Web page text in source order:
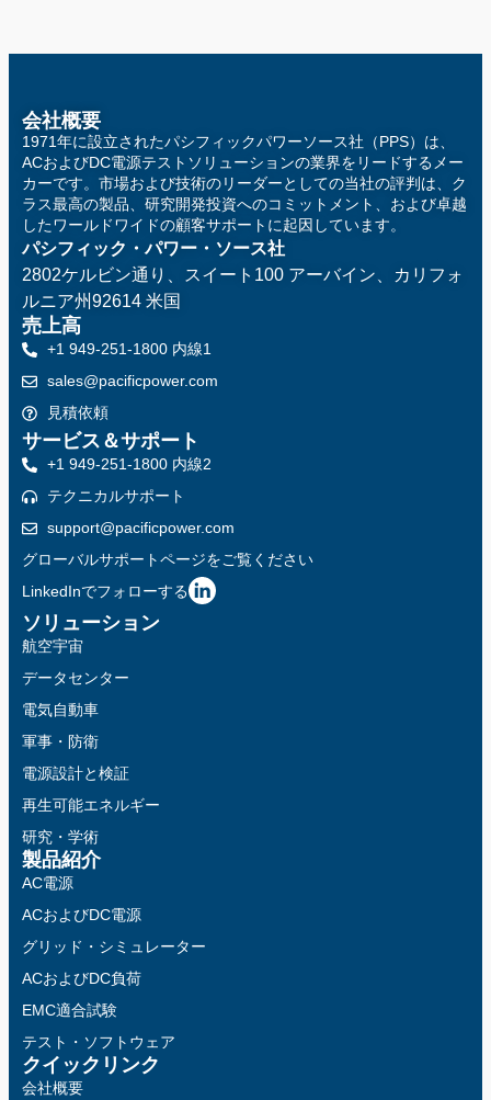
会社概要
1971年に設立されたパシフィックパワーソース社（PPS）は、
ACおよびDC電源テストソリューションの業界をリードするメー
カーです。市場および技術のリーダーとしての当社の評判は、ク
ラス最高の製品、研究開発投資へのコミットメント、および卓越
したワールドワイドの顧客サポートに起因しています。
パシフィック・パワー・ソース社
2802ケルビン通り、スイート100 アーバイン、カリフォ
ルニア州92614 米国
ソリューション
航空宇宙
データセンター
電気自動車
軍事・防衛
電源設計と検証
再生可能エネルギー
研究・学術
製品紹介
AC電源
ACおよびDC電源
グリッド・シミュレーター
ACおよびDC負荷
EMC適合試験
テスト・ソフトウェア
クイックリンク
会社概要
売上高
+1 949-251-1800 内線1
sales@pacificpower.com
見積依頼
サービス＆サポート
+1 949-251-1800 内線2
テクニカルサポート
support@pacificpower.com
グローバルサポートページをご覧ください
LinkedInでフォローする